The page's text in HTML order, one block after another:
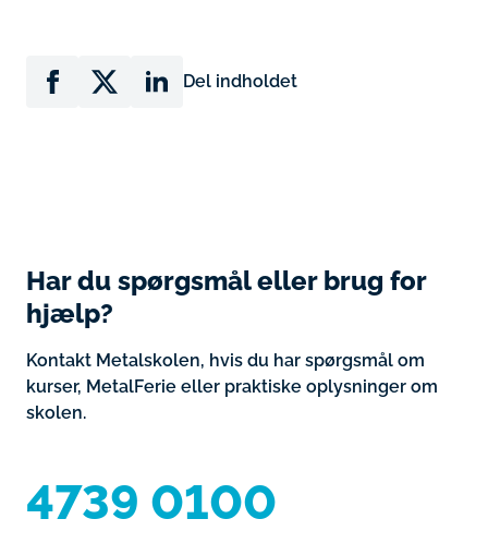
Del indholdet
Har du spørgsmål eller brug for
hjælp?
​Kontakt Metalskolen, hvis du har spørgsmål om
kurser, MetalFerie eller praktiske oplysninger om
skolen.
4739 0100